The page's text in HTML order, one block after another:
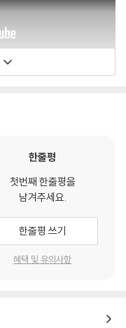
한줄평
첫번째 한줄평을
남겨주세요.
한줄평 쓰기
혜택 및 유의사항